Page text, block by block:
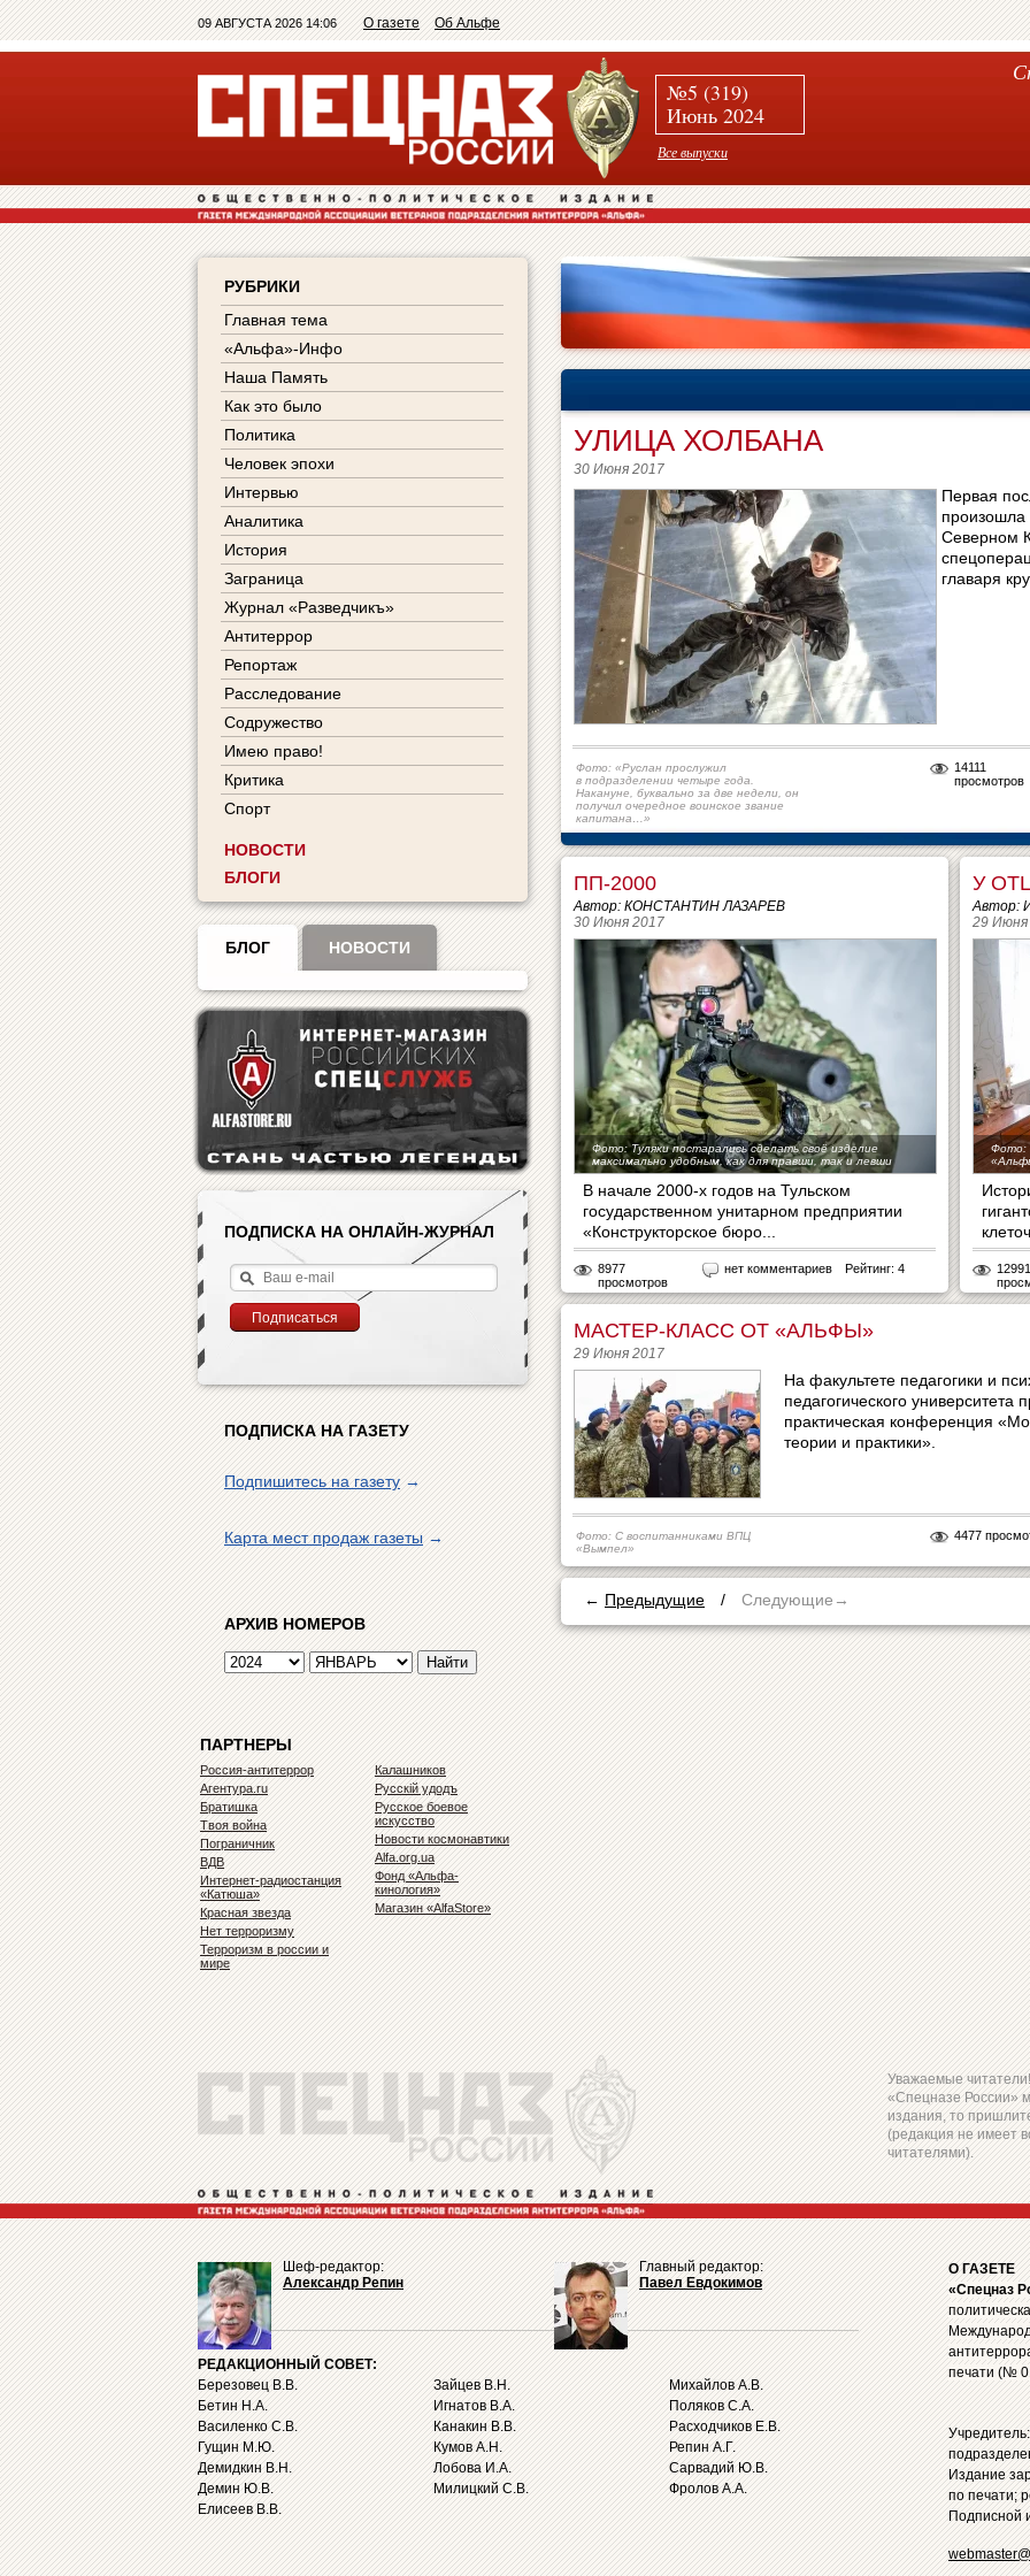
09 АВГУСТА 2026 14:06 О газете Об Альфе
№5 (319)
Июнь 2024
Все выпуски
РУБРИКИ
Главная тема
«Альфа»-Инфо
Наша Память
Как это было
Политика
Человек эпохи
Интервью
Аналитика
История
Заграница
Журнал «Разведчикъ»
Антитеррор
Репортаж
Расследование
Содружество
Имею право!
Критика
Спорт
НОВОСТИ
БЛОГИ
БЛОГ НОВОСТИ
ПОДПИСКА НА ОНЛАЙН-ЖУРНАЛ
ПОДПИСКА НА ГАЗЕТУ
Подпишитесь на газету→
Карта мест продаж газеты→
АРХИВ НОМЕРОВ
ПАРТНЕРЫ
Россия-антитеррор
Агентура.ru
Братишка
Твоя война
Пограничник
ВДВ
Интернет-радиостанция
«Катюша»
Красная звезда
Нет терроризму
Терроризм в россии и
мире
Калашников
Русскiй удодъ
Русское боевое
искусство
Новости космонавтики
Alfa.org.ua
Фонд «Альфа-
кинология»
Магазин «AlfaStore»
УЛИЦА ХОЛБАНА
30 Июня 2017
Первая
произошла
Северном
главаря
Фото: «Руслан прослужил
в подразделении четыре года.
Накануне, буквально за две недели, он
получил очередное воинское звание
капитана…»
14111
просмотров
ПП-2000
Автор: КОНСТАНТИН ЛАЗАРЕВ
30 Июня 2017
Фото: Туляки постарались сделать своё изделие
максимально удобным, как для правши, так и левши
В начале 2000-х годов на Тульском
государственном унитарном предприятии
«Конструкторское бюро...
8977
просмотров
нет комментариев Рейтинг: 4
У
Автор:
29 Июня
Фото:
12991
МАСТЕР-КЛАСС ОТ «АЛЬФЫ»
29 Июня 2017
На факультете педагогики и
педагогического
практическая конференция
теории и практики».
Фото: C воспитанниками ВПЦ
«Вымпел»
4477
← Предыдущие / Следующие→
Уважаемые
«Спецназе России»
издания, то
(редакция не имеет
читателями).
Шеф-редактор:
Александр Репин
Главный редактор:
Павел Евдокимов
РЕДАКЦИОННЫЙ СОВЕТ:
Березовец В.В.
Бетин Н.А.
Василенко С.В.
Гущин М.Ю.
Демидкин В.Н.
Демин Ю.В.
Елисеев В.В.
Зайцев В.Н.
Игнатов В.А.
Канакин В.В.
Кумов А.Н.
Лобова И.А.
Милицкий С.В.
Михайлов А.В.
Поляков С.А.
Расходчиков Е.В.
Репин А.Г.
Сарвадий Ю.В.
Фролов А.А.
О ГАЗЕТЕ
«Спецназ
печати (№
Издание
по печати;
Подписной